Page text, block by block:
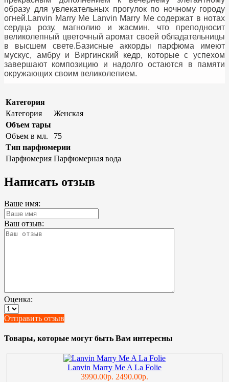
образу для увлекательных прогулок по ночному городу
огней.Lanvin Marry Me Lanvin Marry Me содержат в нотах
сердца розу, магнолию и жасмин, что преподносит
великолепный цветочный аромат своей обладательницы
в высшем свете.Базисные аккорды парфюма имеют
мускус, амбру и Виргинский кедр, которые с успехом
завершают композицию и надолго остаются в памяти
окружающих своим великолепием.
Категория
Категория
Женская
Объем тары
Объем в мл.
75
Тип парфюмерии
Парфюмерия Парфюмерная вода
Написать отзыв
Ваше имя:
Ваш отзыв:
Оценка:
Отправить отзыв
Товары, которые могут быть Вам интересны
Lanvin Marry Me A La Folie
3990.00р. 2490.00р.